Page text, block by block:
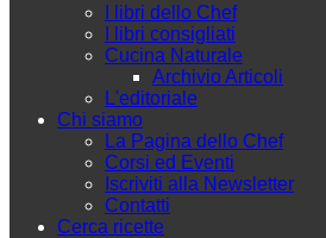
I libri dello Chef
I libri consigliati
Cucina Naturale
Archivio Articoli
L'editoriale
Chi siamo
La Pagina dello Chef
Corsi ed Eventi
Iscriviti alla Newsletter
Contatti
Cerca ricette